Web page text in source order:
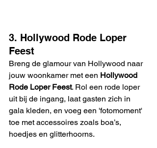
3. Hollywood Rode Loper
Feest
Breng de glamour van Hollywood naar
jouw woonkamer met een Hollywood
Rode Loper Feest. Rol een rode loper
uit bij de ingang, laat gasten zich in
gala kleden, en voeg een 'fotomoment'
toe met accessoires zoals boa’s,
hoedjes en glitterhoorns.